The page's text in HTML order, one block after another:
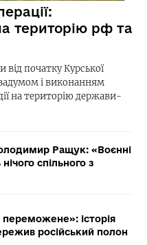
територію рф та
від початку Курської
і виконанням
на територію держави-
Ращук: «Воєнні
спільного з
історія
російський полон